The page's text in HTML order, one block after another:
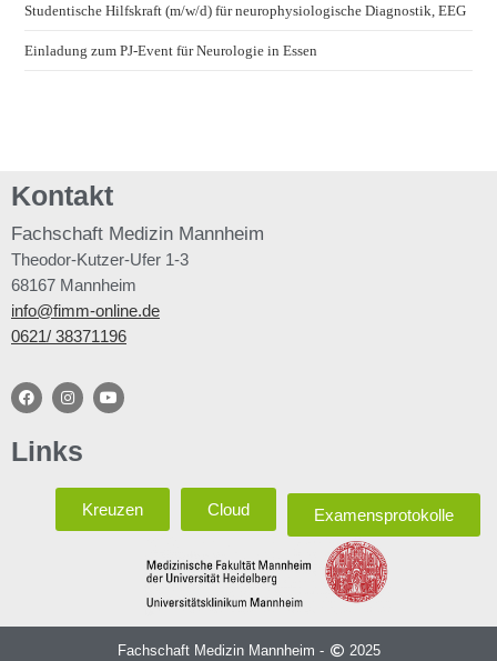
Studentische Hilfskraft (m/w/d) für neurophysiologische Diagnostik, EEG
Einladung zum PJ-Event für Neurologie in Essen
Kontakt
Fachschaft Medizin Mannheim
Theodor-Kutzer-Ufer 1-3
68167 Mannheim
info@fimm-online.de
0621/ 38371196
Links
Kreuzen Cloud Examensprotokolle
Fachschaft Medizin Mannheim - 2025